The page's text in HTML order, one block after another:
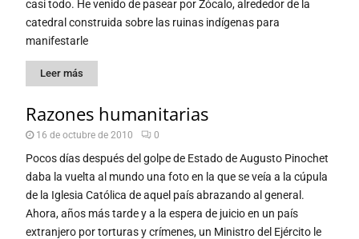
casi todo. He venido de pasear por Zócalo, alrededor de la
catedral construida sobre las ruinas indígenas para
manifestarle
Leer más
Razones humanitarias
16 de octubre de 2010 0
Pocos días después del golpe de Estado de Augusto Pinochet
daba la vuelta al mundo una foto en la que se veía a la cúpula
de la Iglesia Católica de aquel país abrazando al general.
Ahora, años más tarde y a la espera de juicio en un país
extranjero por torturas y crímenes, un Ministro del Ejército le